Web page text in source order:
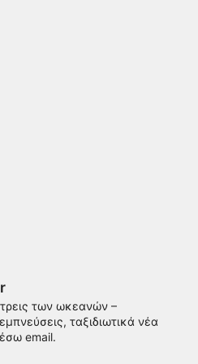
των ωκεανών –
ταξιδιωτικά νέα
email.
βάση
ενεργά
τη ΔΑΒ: